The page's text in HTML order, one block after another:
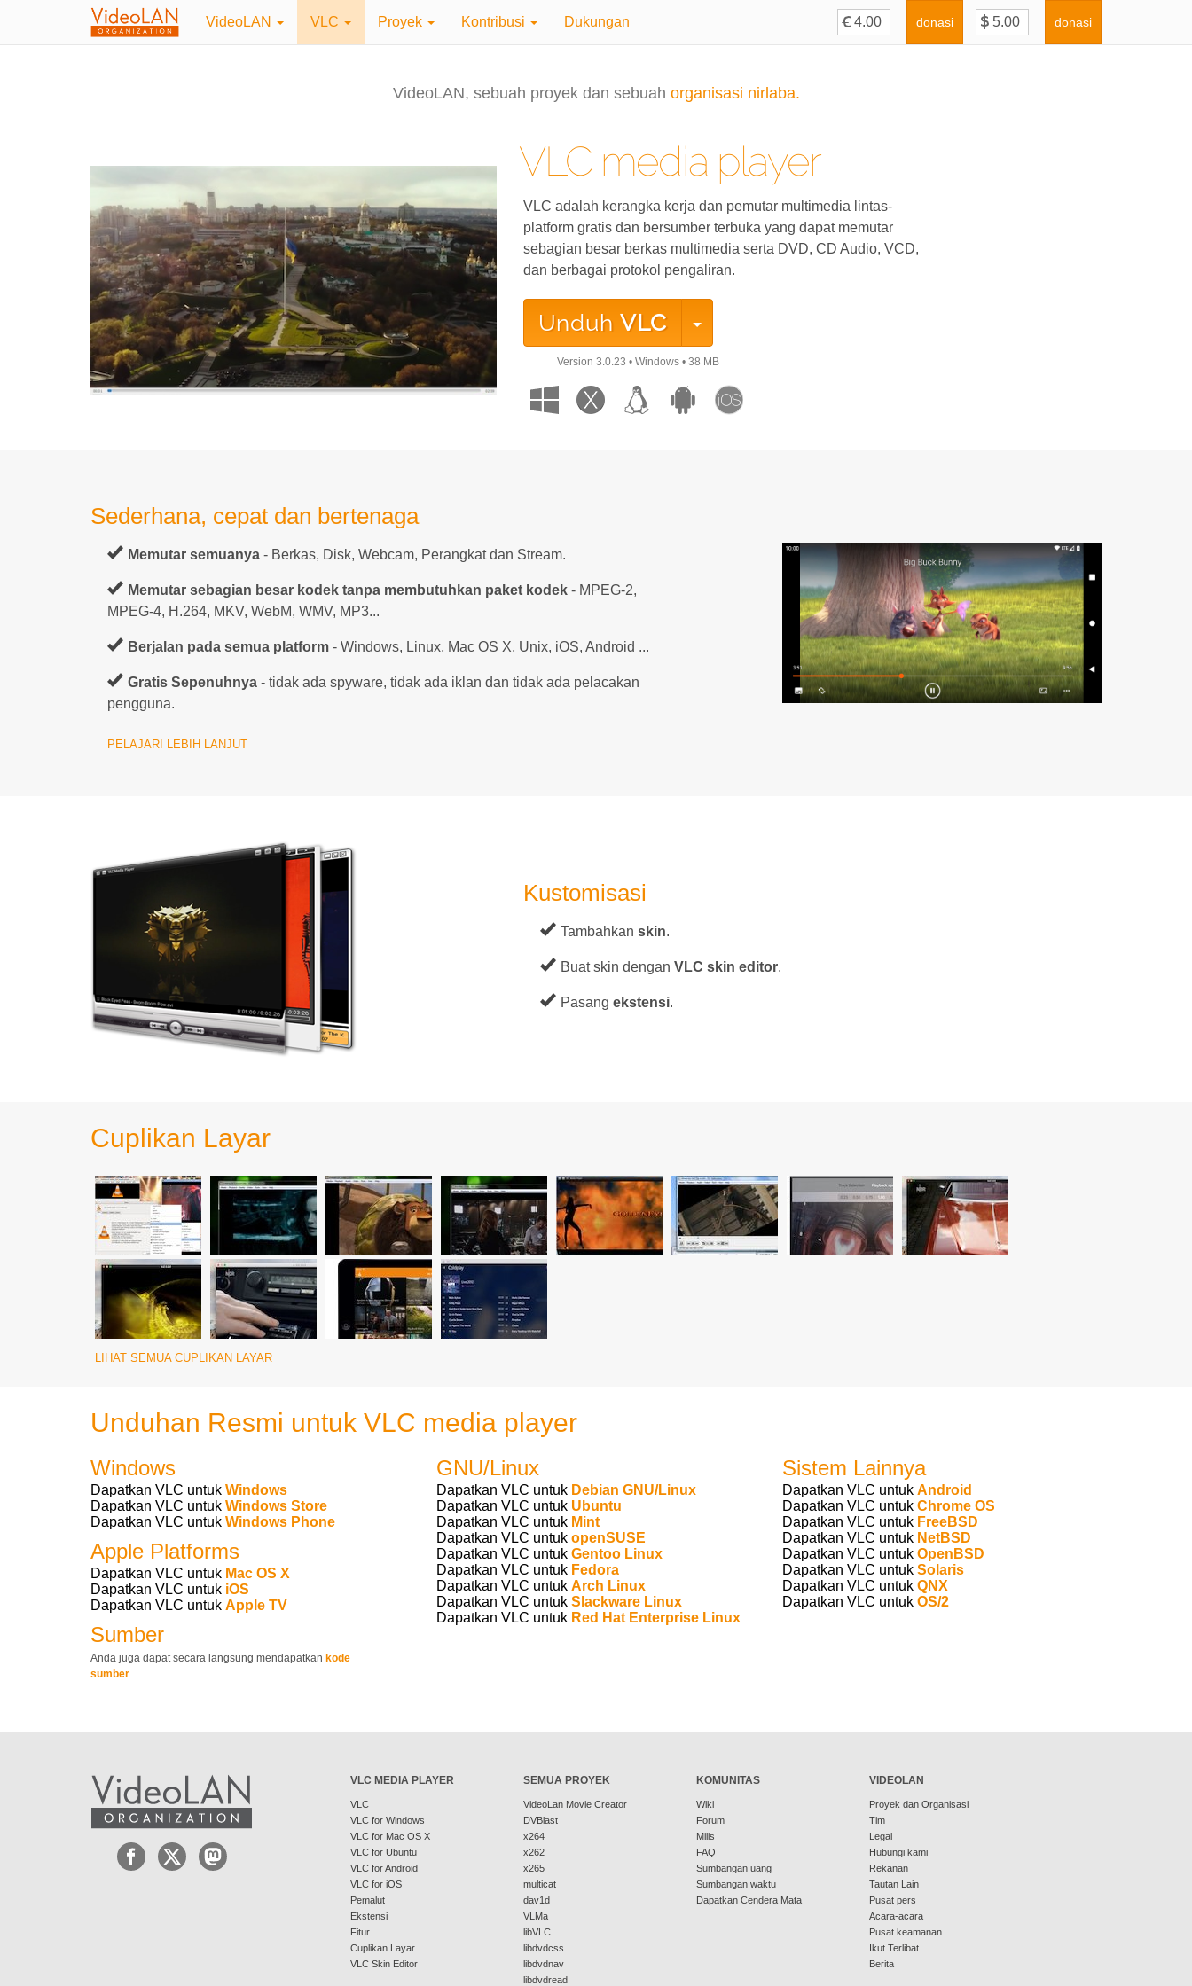
VideoLAN VLC Proyek Kontribusi Dukungan donasi donasi
VideoLAN, sebuah proyek dan sebuah organisasi nirlaba.
VLC media player
VLC adalah kerangka kerja dan pemutar multimedia lintas-
platform gratis dan bersumber terbuka yang dapat memutar
sebagian besar berkas multimedia serta DVD, CD Audio, VCD,
dan berbagai protokol pengaliran.
UnduhVLC
Version 3.0.23 • Windows• 38 MB
Sederhana, cepat dan bertenaga
Memutar semuanya - Berkas, Disk, Webcam, Perangkat dan Stream.
Memutar sebagian besar kodek tanpa membutuhkan paket kodek - MPEG-2,
MPEG-4, H.264, MKV, WebM, WMV, MP3...
Berjalan pada semua platform - Windows, Linux, Mac OS X, Unix, iOS, Android ...
Gratis Sepenuhnya - tidak ada spyware, tidak ada iklan dan tidak ada pelacakan
pengguna.
PELAJARI LEBIH LANJUT
Kustomisasi
Tambahkan skin.
Buat skin dengan VLC skin editor.
Pasang ekstensi.
Cuplikan Layar
LIHAT SEMUA CUPLIKAN LAYAR
Unduhan Resmi untuk VLC media player
Windows
Dapatkan VLC untuk Windows
Dapatkan VLC untuk Windows Store
Dapatkan VLC untuk Windows Phone
Apple Platforms
Dapatkan VLC untuk Mac OS X
Dapatkan VLC untuk iOS
Dapatkan VLC untuk Apple TV
Sumber
Anda juga dapat secara langsung mendapatkan kode
sumber.
GNU/Linux
Dapatkan VLC untuk Debian GNU/Linux
Dapatkan VLC untuk Ubuntu
Dapatkan VLC untuk Mint
Dapatkan VLC untuk openSUSE
Dapatkan VLC untuk Gentoo Linux
Dapatkan VLC untuk Fedora
Dapatkan VLC untuk Arch Linux
Dapatkan VLC untuk Slackware Linux
Dapatkan VLC untuk Red Hat Enterprise Linux
Sistem Lainnya
Dapatkan VLC untuk Android
Dapatkan VLC untuk Chrome OS
Dapatkan VLC untuk FreeBSD
Dapatkan VLC untuk NetBSD
Dapatkan VLC untuk OpenBSD
Dapatkan VLC untuk Solaris
Dapatkan VLC untuk QNX
Dapatkan VLC untuk OS/2
VLC MEDIA PLAYER
VLC
VLC for Windows
VLC for Mac OS X
VLC for Ubuntu
VLC for Android
VLC for iOS
Pemalut
Ekstensi
Fitur
Cuplikan Layar
VLC Skin Editor
SEMUA PROYEK
VideoLan Movie Creator
DVBlast
x264
x262
x265
multicat
dav1d
VLMa
libVLC
libdvdcss
libdvdnav
libdvdread
KOMUNITAS
Wiki
Forum
Milis
FAQ
Sumbangan uang
Sumbangan waktu
Dapatkan Cendera Mata
VIDEOLAN
Proyek dan Organisasi
Tim
Legal
Hubungi kami
Rekanan
Tautan Lain
Pusat pers
Acara-acara
Pusat keamanan
Ikut Terlibat
Berita